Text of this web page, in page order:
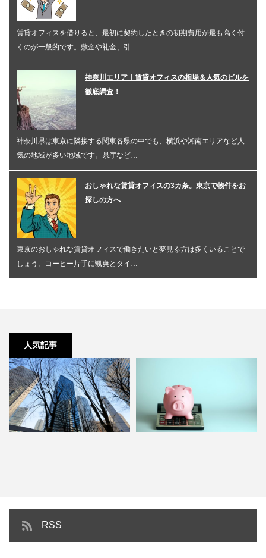
賃貸オフィスを借りると、最初に契約したときの初期費用が最も高く付
くのが一般的です。敷金や礼金、引…
神奈川エリア｜賃貸オフィスの相場＆人気のビルを
徹底調査！
神奈川県は東京に隣接する関東各県の中でも、横浜や湘南エリアなど人
気の地域が多い地域です。県庁など…
おしゃれな賃貸オフィスの3カ条。東京で物件をお
探しの方へ
東京のおしゃれな賃貸オフィスで働きたいと夢見る方は多くいることで
しょう。コーヒー片手に颯爽とタイ…
人気記事
RSS